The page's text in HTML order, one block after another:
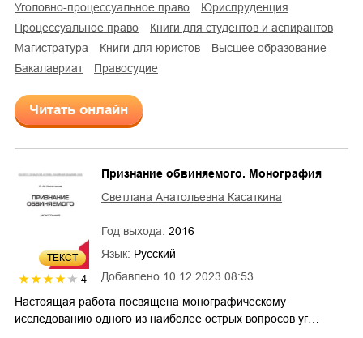
уголовно-процессуальное право
юриспруденция
процессуальное право
книги для студентов и аспирантов
магистратура
книги для юристов
высшее образование
бакалавриат
правосудие
Читать онлайн
ТЕКСТ
4 Добавлено 10.12.2023 08:53
Признание обвиняемого. Монография
Светлана Анатольевна Касаткина
Год выхода: 2016
Язык: Русский
Настоящая работа посвящена монографическому
исследованию одного из наиболее острых вопросов уг…